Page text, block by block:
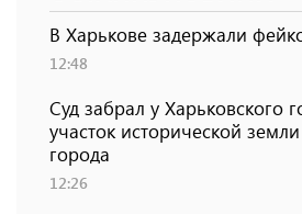
В Харькове задержали
12:48
Суд забрал у Харьковского
участок исторической
города
12:26